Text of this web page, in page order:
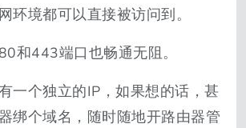
环境都可以直接被访问到。
和443端口也畅通无阻。
一个独立的IP，如果想的话，甚
绑个域名，随时随地开路由器管